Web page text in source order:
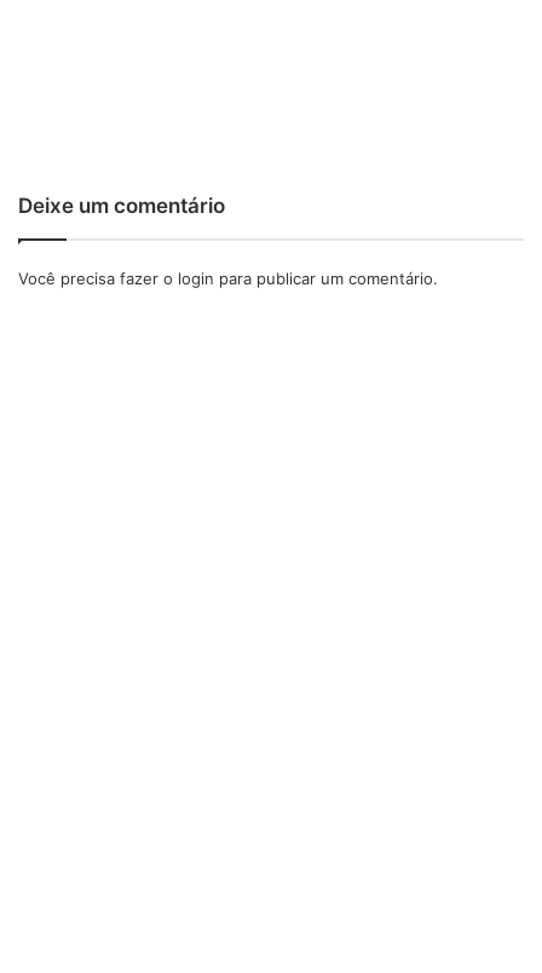
Deixe um comentário
Você precisa fazer o login para publicar um comentário.